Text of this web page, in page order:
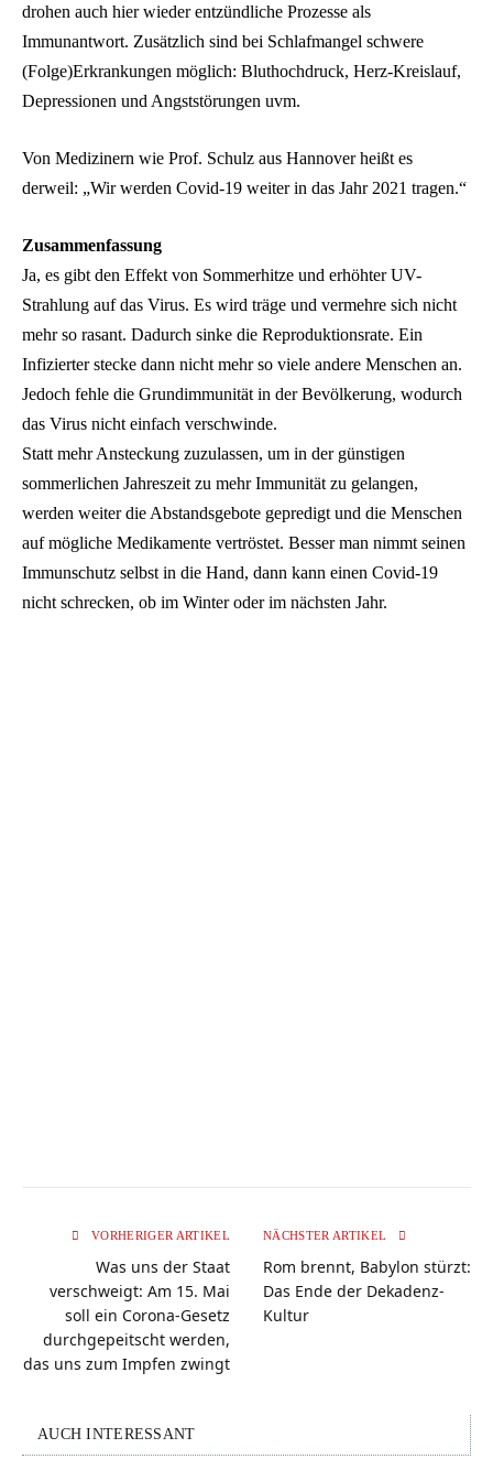
drohen auch hier wieder entzündliche Prozesse als
Immunantwort. Zusätzlich sind bei Schlafmangel schwere
(Folge)Erkrankungen möglich: Bluthochdruck, Herz-Kreislauf,
Depressionen und Angststörungen uvm.
Von Medizinern wie Prof. Schulz aus Hannover heißt es
derweil: „Wir werden Covid-19 weiter in das Jahr 2021 tragen.“
Zusammenfassung
Ja, es gibt den Effekt von Sommerhitze und erhöhter UV-
Strahlung auf das Virus. Es wird träge und vermehre sich nicht
mehr so rasant. Dadurch sinke die Reproduktionsrate. Ein
Infizierter stecke dann nicht mehr so viele andere Menschen an.
Jedoch fehle die Grundimmunität in der Bevölkerung, wodurch
das Virus nicht einfach verschwinde.
Statt mehr Ansteckung zuzulassen, um in der günstigen
sommerlichen Jahreszeit zu mehr Immunität zu gelangen,
werden weiter die Abstandsgebote gepredigt und die Menschen
auf mögliche Medikamente vertröstet. Besser man nimmt seinen
Immunschutz selbst in die Hand, dann kann einen Covid-19
nicht schrecken, ob im Winter oder im nächsten Jahr.
VORHERIGER ARTIKEL
Was uns der Staat
verschweigt: Am 15. Mai
soll ein Corona-Gesetz
durchgepeitscht werden,
das uns zum Impfen zwingt
NÄCHSTER ARTIKEL
Rom brennt, Babylon stürzt:
Das Ende der Dekadenz-
Kultur
AUCH INTERESSANT